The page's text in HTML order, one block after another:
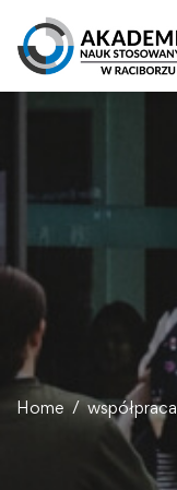
Home współpraca